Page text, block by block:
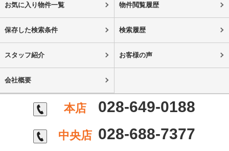
お気に入り物件一覧 物件閲覧履歴
保存した検索条件 検索履歴
スタッフ紹介 お客様の声
会社概要
本店 028-649-0188
中央店 028-688-7377